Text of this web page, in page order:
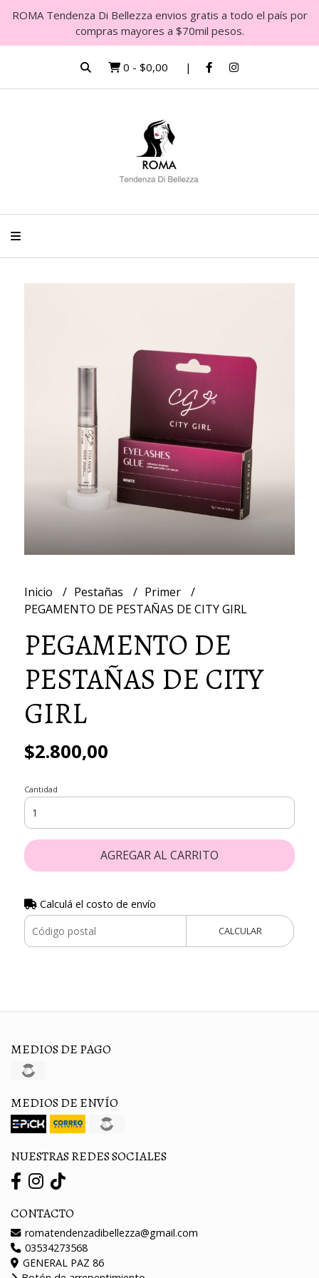
ROMA Tendenza Di Bellezza envios gratis a todo el país por
compras mayores a $70mil pesos.
0 - $0,00
Inicio Pestañas
Primer
PEGAMENTO DE PESTAÑAS DE CITY GIRL
PEGAMENTO DE
PESTAÑAS DE CITY
GIRL
$2.800,00
Cantidad
AGREGAR AL CARRITO
Calculá el costo de envío
CALCULAR
MEDIOS DE PAGO
MEDIOS DE ENVÍO
NUESTRAS REDES SOCIALES
CONTACTO
romatendenzadibellezza@gmail.com
03534273568
GENERAL PAZ 86